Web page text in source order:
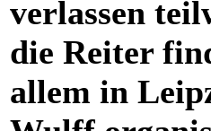
verlassen
die Reiter
allem in